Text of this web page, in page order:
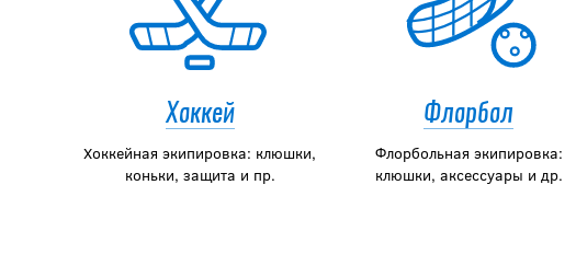
Хоккей
Хоккейная экипировка: клюшки,
коньки, защита и пр.
Флорбол
Флорбольная экипировка:
клюшки, аксессуары и др.